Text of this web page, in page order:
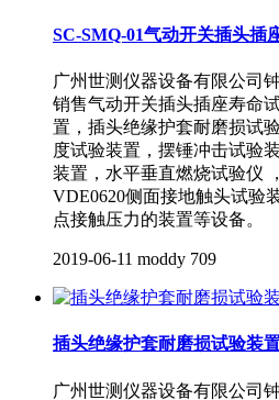
SC-SMQ-01气动开关插头插
广州世测仪器设备有限公司
销售气动开关插头插座寿命
置，插头绝缘护套耐磨损试
度试验装置，摆锤冲击试验
装置，水平垂直燃烧试验仪
VDE0620侧面接地触头试验
点接触压力的装置等设备。
2019-06-11 moddy 709
插头绝缘护套耐磨损试验装
广州世测仪器设备有限公司